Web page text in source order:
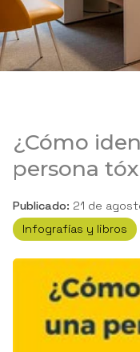
¿Cómo
persona
Publicado: 21 de
Infografías y libros